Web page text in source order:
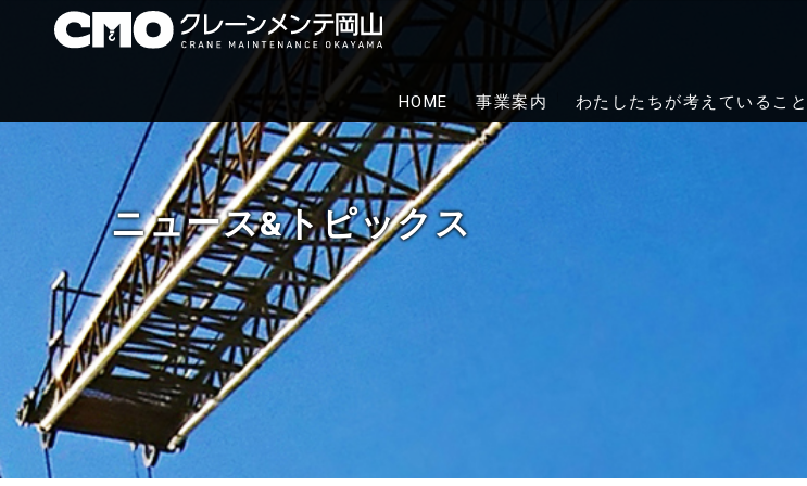
株式会社クレーンメンテ岡山
クレーンメンテ岡山は、岡山市・倉敷市を中心に岡山
代行から緊急対応まで、確かな技術で工場・倉庫の安
HOME 事業案内 わたしたちが考えていること
ニュース&トピックス